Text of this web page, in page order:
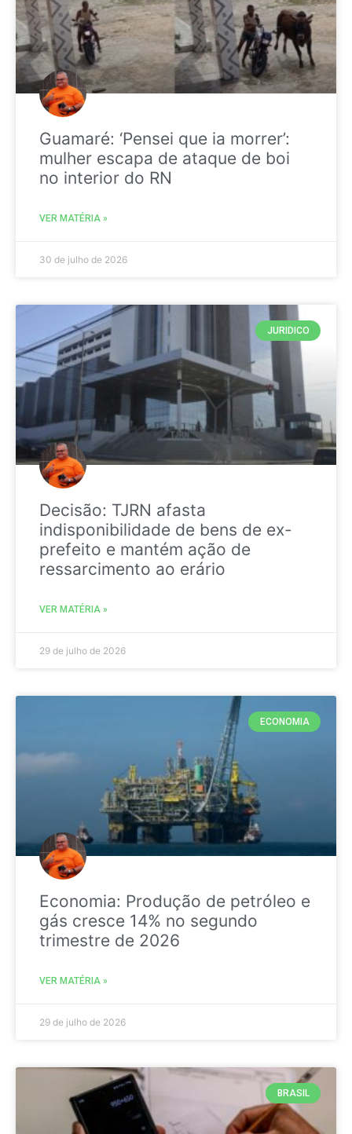
Guamaré: ‘Pensei que ia morrer’:
mulher escapa de ataque de boi
no interior do RN
VER MATÉRIA »
30 de julho de 2026
JURIDICO
Decisão: TJRN afasta
indisponibilidade de bens de ex-
prefeito e mantém ação de
ressarcimento ao erário
VER MATÉRIA »
29 de julho de 2026
ECONOMIA
Economia: Produção de petróleo e
gás cresce 14% no segundo
trimestre de 2026
VER MATÉRIA »
29 de julho de 2026
BRASIL